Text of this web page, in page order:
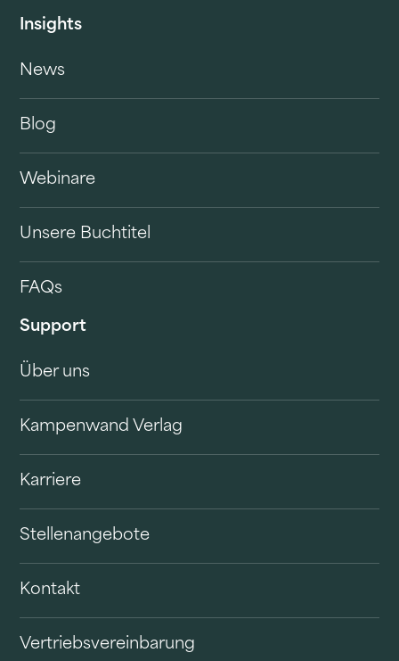
Insights
News
Blog
Webinare
Unsere Buchtitel
FAQs
Support
Über uns
Kampenwand Verlag
Karriere
Stellenangebote
Kontakt
Vertriebsvereinbarung